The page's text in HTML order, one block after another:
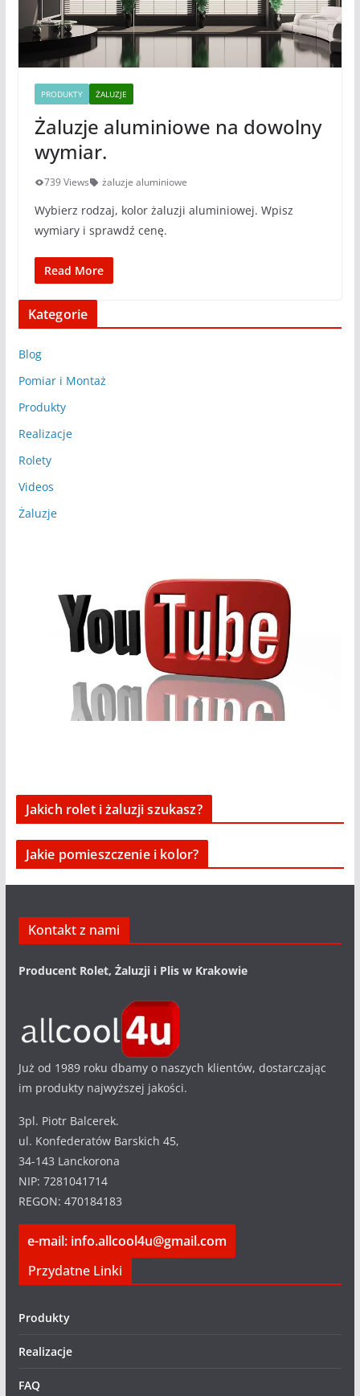
PRODUKTY ŻALUZJE
Żaluzje aluminiowe na dowolny
wymiar.
739 Views żaluzje aluminiowe
Wybierz rodzaj, kolor żaluzji aluminiowej. Wpisz
wymiary i sprawdź cenę.
Read More
Kategorie
Blog
Pomiar i Montaż
Produkty
Realizacje
Rolety
Videos
Żaluzje
Jakich rolet i żaluzji szukasz?
Jakie pomieszczenie i kolor?
Kontakt z nami
Producent Rolet, Żaluzji i Plis w Krakowie
Już od 1989 roku dbamy o naszych klientów, dostarczając
im produkty najwyższej jakości.
3pl. Piotr Balcerek.
ul. Konfederatów Barskich 45,
34-143 Lanckorona
NIP: 7281041714
REGON: 470184183
e-mail: info.allcool4u@gmail.com
Przydatne Linki
Produkty
Realizacje
FAQ